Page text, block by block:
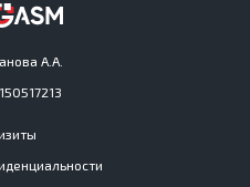
А.А.